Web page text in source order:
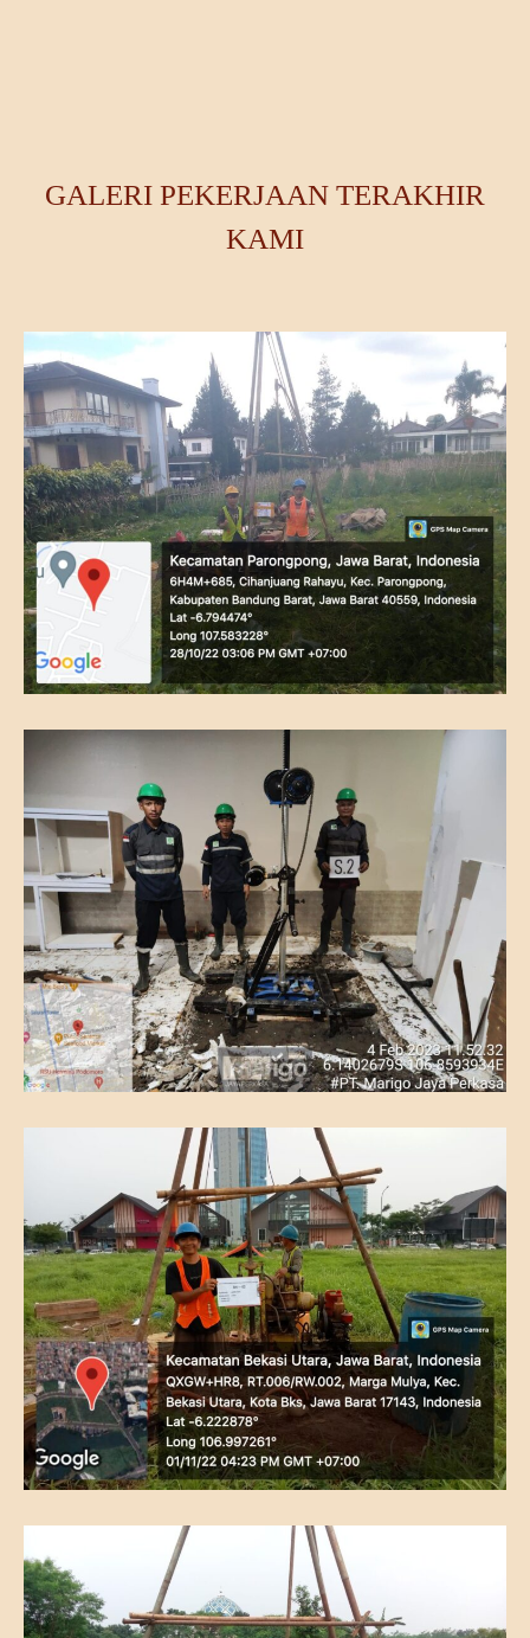
GALERI PEKERJAAN TERAKHIR
KAMI